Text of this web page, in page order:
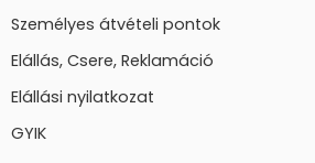
Személyes átvételi pontok
Elállás, Csere, Reklamáció
Elállási nyilatkozat
GYIK